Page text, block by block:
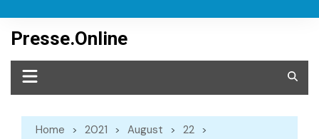
content
Presse.Online
Home 2021 August
22